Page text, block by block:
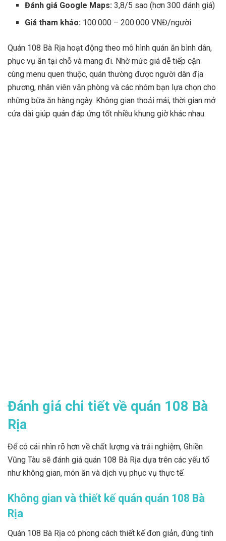
Đánh giá Google Maps: 3,8/5 sao (hơn 300 đánh giá)
Giá tham khảo: 100.000 – 200.000 VNĐ/người
Quán 108 Bà Rịa hoạt động theo mô hình quán ăn bình dân,
phục vụ ăn tại chỗ và mang đi. Nhờ mức giá dễ tiếp cận
cùng menu quen thuộc, quán thường được người dân địa
phương, nhân viên văn phòng và các nhóm bạn lựa chọn cho
những bữa ăn hàng ngày. Không gian thoải mái, thời gian mở
cửa dài giúp quán đáp ứng tốt nhiều khung giờ khác nhau.
Đánh giá chi tiết về quán 108 Bà
Rịa
Để có cái nhìn rõ hơn về chất lượng và trải nghiệm, Ghiền
Vũng Tàu sẽ đánh giá quán 108 Bà Rịa dựa trên các yếu tố
như không gian, món ăn và dịch vụ phục vụ thực tế.
Không gian và thiết kế quán quán 108 Bà
Rịa
Quán 108 Bà Rịa có phong cách thiết kế đơn giản, đúng tinh